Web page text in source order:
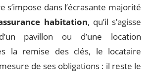
s’impose dans l’écrasante majorité
habitation, qu’il s’agisse
pavillon ou d’une location
la remise des clés, le locataire
de ses obligations : il reste le